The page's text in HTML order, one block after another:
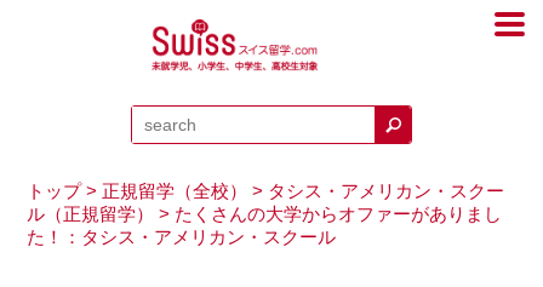
トップ> 正規留学（全校） > タシス・アメリカン・スクー
ル（正規留学）
> たくさんの大学からオファーがありまし
た！：タシス・アメリカン・スクール